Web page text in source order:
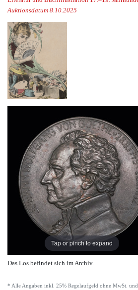
Auktionsdatum 8.10.2025
Tap or pinch to expand
Das Los befindet sich im Archiv.
* Alle Angaben inkl. 25% Regelaufgeld ohne MwSt.